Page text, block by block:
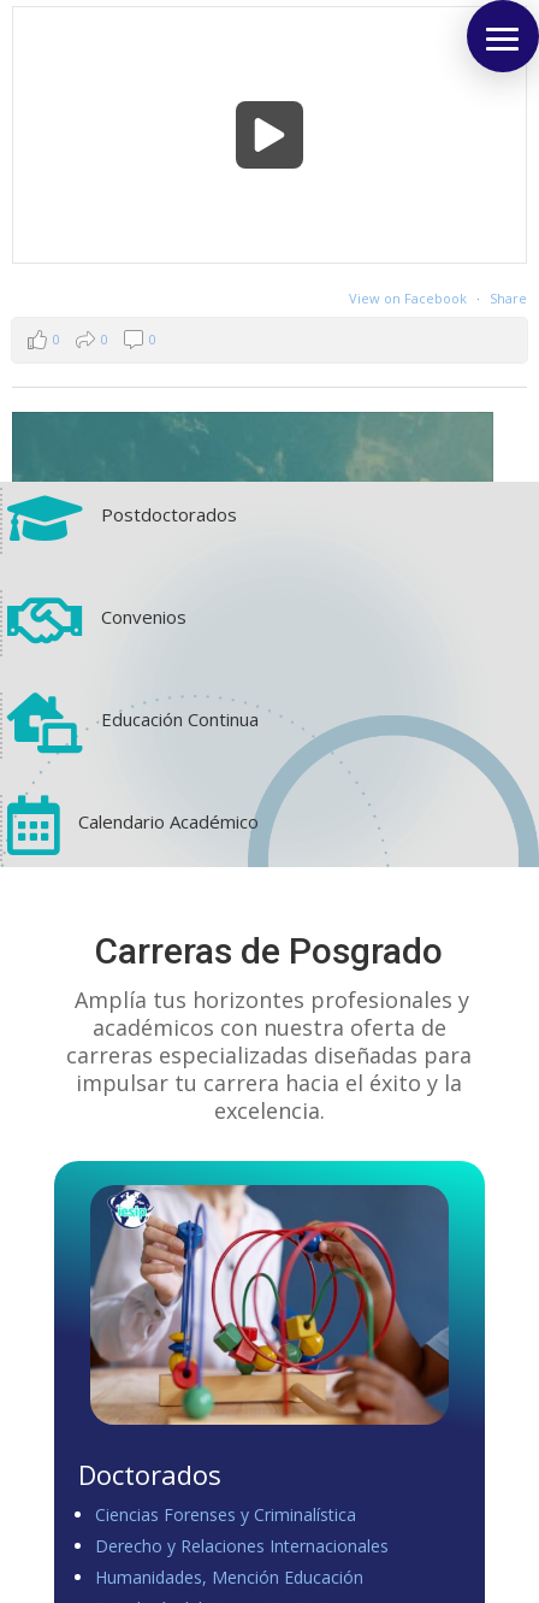
View on Facebook · Share
0 0 0
1 0
 Postdoctorados
 Convenios
 Educación Continua
 Calendario Académico
Carreras de Posgrado
Amplía tus horizontes profesionales y
académicos con nuestra oferta de
carreras especializadas diseñadas para
impulsar tu carrera hacia el éxito y la
excelencia.
Doctorados
Ciencias Forenses y Criminalística
Derecho y Relaciones Internacionales
Humanidades, Mención Educación